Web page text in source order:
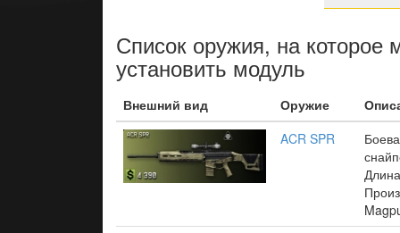
Список оружия, на которое
установить модуль
Внешний вид Оружие
ACR SPR